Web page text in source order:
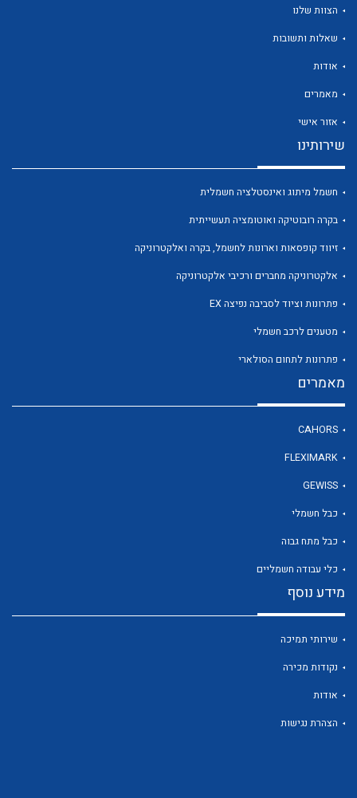
הצוות שלנו
שאלות ותשובות
אודות
מאמרים
אזור אישי
שירותינו
חשמל מיתוג ואינסטלציה חשמלית
בקרה רובוטיקה ואוטומציה תעשייתית
זיווד קופסאות וארונות לחשמל, בקרה ואלקטרוניקה
אלקטרוניקה מחברים ורכיבי אלקטרוניקה
פתרונות וציוד לסביבה נפיצה EX
מטענים לרכב חשמלי
פתרונות לתחום הסולארי
מאמרים
CAHORS
FLEXIMARK
GEWISS
כבל חשמלי
כבל מתח גבוה
כלי עבודה חשמליים
מידע נוסף
שירותי תמיכה
נקודות מכירה
אודות
הצהרת נגישות